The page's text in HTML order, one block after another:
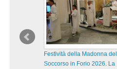
Festività della Madonna del
Soccorso in Forio 2026. La